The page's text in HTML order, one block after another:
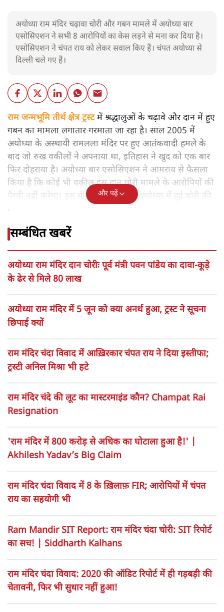
अयोध्या राम मंदिर चढ़ावा चोरी और गबन मामले में अयोध्या बार
एसोसिएशन ने सभी 8 आरोपियों का केस लड़ने से मना कर दिया है।
एसोसिएशन ने चंपत राय को लेकर सवाल किए हैं। चंपत अयोध्या से
दिल्ली चले गए हैं।
राम जन्मभूमि तीर्थ क्षेत्र ट्रस्टमें श्रद्धालुओं के चढ़ावे और दान में हुए
गबन का मामला लगातार गरमाता जा रहा है। साल 2005 में
अयोध्या के अस्थायी रामलला मंदिर पर हुए आतंकवादी हमले के
बाद जो रुख वकीलों ने अपनाया था, इतिहास ने खुद को एक बार
फिर दोहराया है। अयोध्या बार एसोसिएशन ने आमराय से फैसला
किया है कि कोई भी वकील इस दान चोरी मामले के आरोपियों की
पैरवी नहीं करेगा। इस बीच सुप्रीम कोर्ट ने अयोध्या में हुई चोरी की
घटना पर जल्द सुनवाई से इनकार कर दिया है।
और पढ़ें
सम्बंधित खबरें
अयोध्या राम मंदिर दान चोरीः पूर्व मंत्री पवन पांडेय का दावा-कूड़े
के ढेर से मिले 80 लाख
अयोध्या राम मंदिर में 5 जून को क्या अनर्थ हुआ, ट्रस्ट ने सूचना
छिपाई क्यों
राम मंदिर चंदा विवाद में आख़िरकार चंपत राय ने दिया इस्तीफा;
ट्रस्टी अनिल मिश्रा भी हटे
राम मंदिर चंदे की लूट का मास्टरमाइंड कौन? Champat Rai
Resignation
'राम मंदिर में 800 करोड़ से अधिक का घोटाला हुआ है!' |
Akhilesh Yadav’s Big Claim
राम मंदिर चंदा विवाद में 8 के ख़िलाफ़ FIR; आरोपियों में चंपत
राय का सहयोगी भी
Ram Mandir SIT Report: राम मंदिर चंदा चोरी: SIT रिपोर्ट
का सच! | Siddharth Kalhans
राम मंदिर चंदा विवाद: 2020 की ऑडिट रिपोर्ट में ही गड़बड़ी की
चेतावनी, फिर भी सुधार नहीं हुआ!